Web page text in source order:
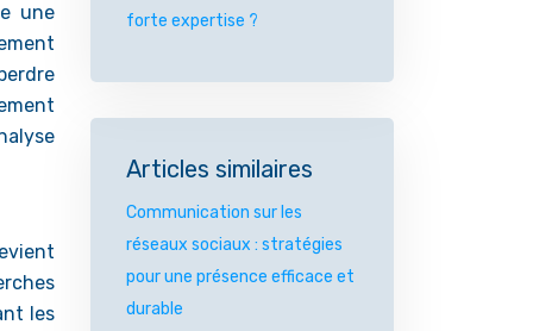
une
les
forte expertise ?
Articles similaires
Communication sur les
réseaux sociaux : stratégies
pour une présence efficace et
durable